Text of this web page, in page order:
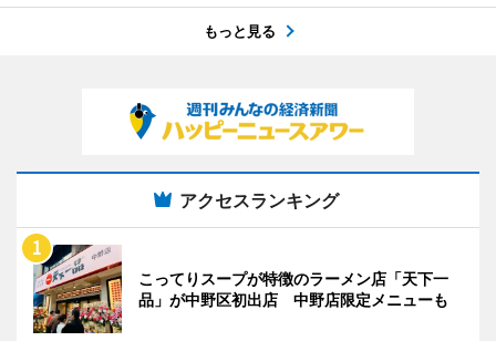
もっと見る
アクセスランキング
こってりスープが特徴のラーメン店「天下一
品」が中野区初出店 中野店限定メニューも